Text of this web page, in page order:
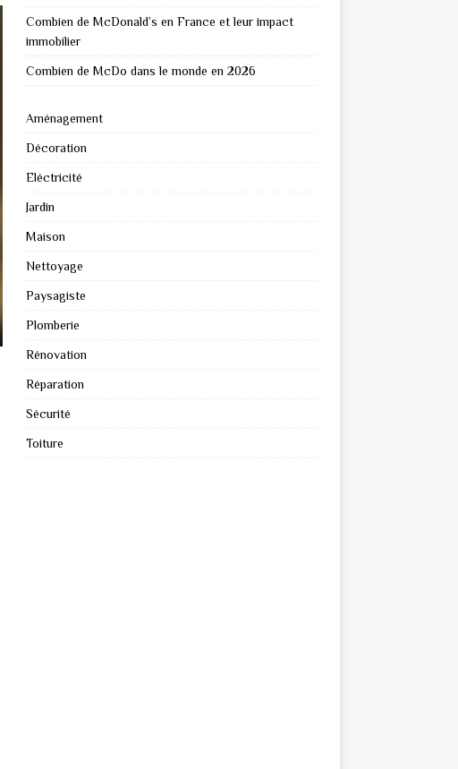
Combien de McDonald’s en France et leur impact
immobilier
Combien de McDo dans le monde en 2026
Aménagement
Décoration
Eléctricité
Jardin
Maison
Nettoyage
Paysagiste
Plomberie
Rénovation
Réparation
Sécurité
Toiture